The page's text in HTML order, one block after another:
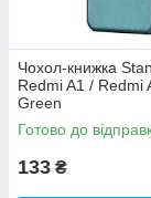
Чохол-книжка
Redmi A1 / Redmi
Green
Готово до
133 ₴